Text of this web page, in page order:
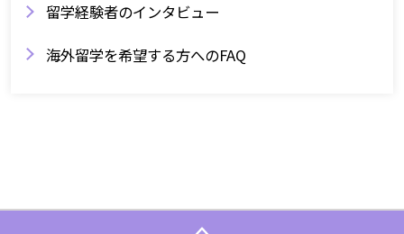
留学経験者のインタビュー
海外留学を希望する方へのFAQ